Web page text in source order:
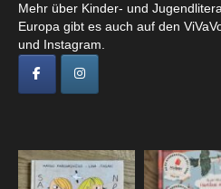
Mehr über Kinder- und
Europa gibt es auch auf den
und Instagram.